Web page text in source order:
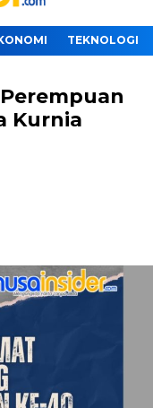
TEKNOLOGI
Kurnia